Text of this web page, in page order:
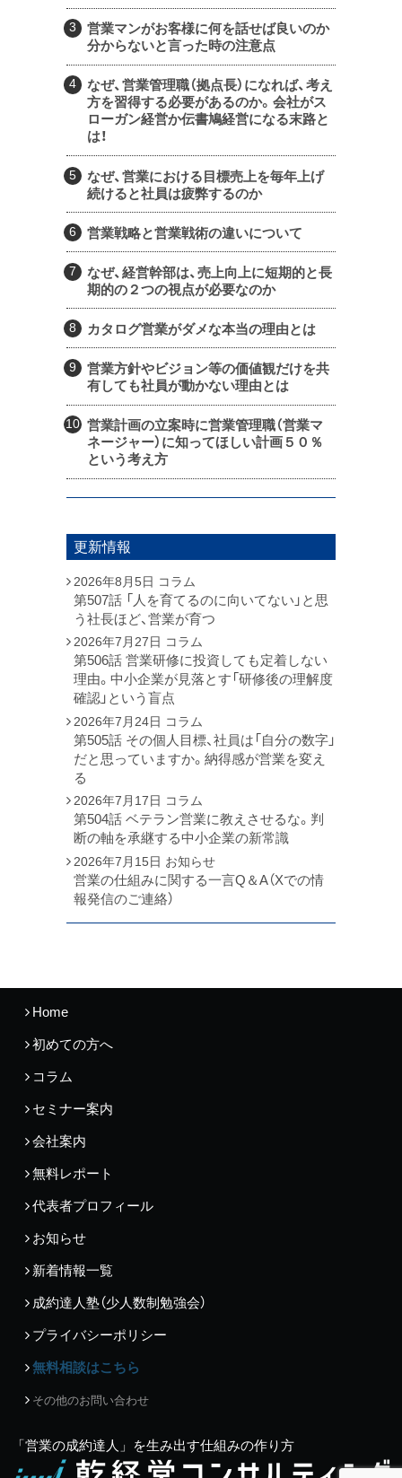
営業マンがお客様に何を話せば良いのか
分からないと言った時の注意点
なぜ、営業管理職（拠点長）になれば、考え
方を習得する必要があるのか。会社がス
ローガン経営か伝書鳩経営になる末路と
は！
なぜ、営業における目標売上を毎年上げ
続けると社員は疲弊するのか
営業戦略と営業戦術の違いについて
なぜ、経営幹部は、売上向上に短期的と長
期的の２つの視点が必要なのか
カタログ営業がダメな本当の理由とは
営業方針やビジョン等の価値観だけを共
有しても社員が動かない理由とは
営業計画の立案時に営業管理職（営業マ
ネージャー）に知ってほしい計画５０％
という考え方
更新情報
2026年8月5日 コラム
第507話 「人を育てるのに向いてない」と思
う社長ほど、営業が育つ
2026年7月27日 コラム
第506話 営業研修に投資しても定着しない
理由。中小企業が見落とす「研修後の理解度
確認」という盲点
2026年7月24日 コラム
第505話 その個人目標、社員は「自分の数字」
だと思っていますか。納得感が営業を変え
る
2026年7月17日 コラム
第504話 ベテラン営業に教えさせるな。判
断の軸を承継する中小企業の新常識
2026年7月15日 お知らせ
営業の仕組みに関する一言Q＆A（Xでの情
報発信のご連絡）
Home
初めての方へ
コラム
セミナー案内
会社案内
無料レポート
代表者プロフィール
お知らせ
新着情報一覧
成約達人塾（少人数制勉強会）
プライバシーポリシー
無料相談はこちら
その他のお問い合わせ
「営業の成約達人」を生み出す仕組みの作り方